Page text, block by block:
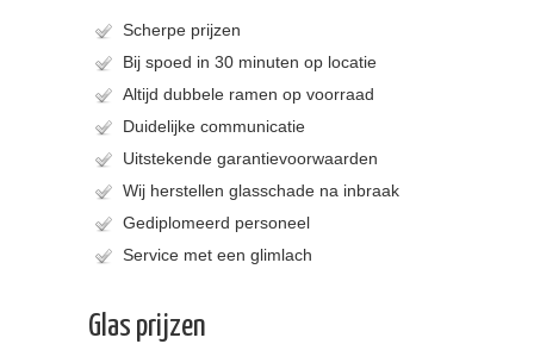
Scherpe prijzen
Bij spoed in 30 minuten op locatie
Altijd dubbele ramen op voorraad
Duidelijke communicatie
Uitstekende garantievoorwaarden
Wij herstellen glasschade na inbraak
Gediplomeerd personeel
Service met een glimlach
Glas prijzen